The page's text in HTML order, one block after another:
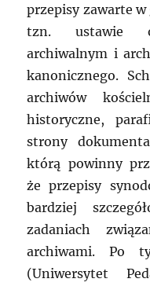
przepisy zawarte
tzn. ustawie
archiwalnym i
kanonicznego.
archiwów
historyczne,
strony
którą powinny
że przepisy
bardziej
zadaniach
archiwami. Po
(Uniwersytet